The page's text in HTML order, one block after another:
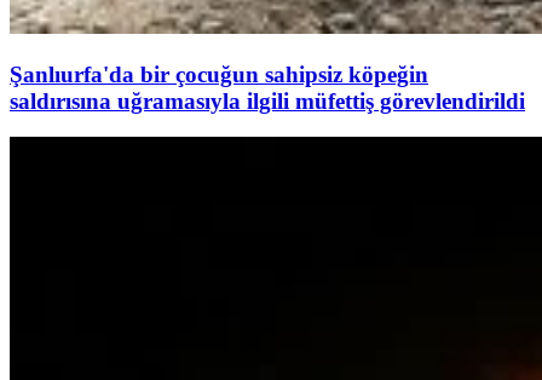
Şanlıurfa'da bir çocuğun sahipsiz köpeğin
saldırısına uğramasıyla ilgili müfettiş görevlendirildi